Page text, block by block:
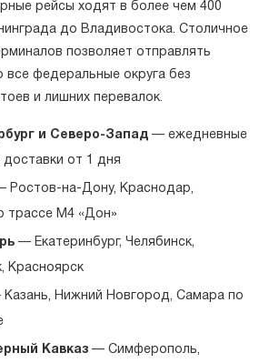
рейсы ходят в более чем 400
до Владивостока. Столичное
позволяет отправлять
все федеральные округа без
и лишних перевалок.
и Северо-Запад — ежедневные
доставки от 1 дня
Ростов-на-Дону, Краснодар,
трассе М4 «Дон»
— Екатеринбург, Челябинск,
Красноярск
Нижний Новгород, Самара по
Кавказ — Симферополь,